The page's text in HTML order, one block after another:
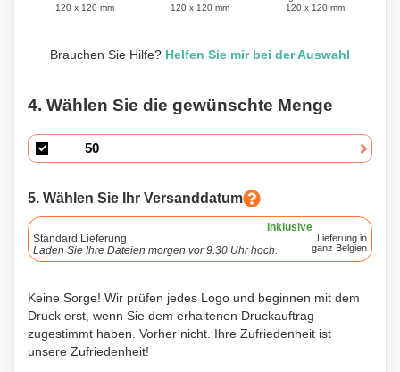
120 x 120 mm
120 x 120 mm
120 x 120 mm
Brauchen Sie Hilfe? Helfen Sie mir bei der Auswahl
4. Wählen Sie die gewünschte Menge
5. Wählen Sie Ihr Versanddatum
Inklusive
Standard Lieferung
Laden Sie Ihre Dateien morgen vor 9.30 Uhr hoch.
Lieferung in
ganz Belgien
Keine Sorge! Wir prüfen jedes Logo und beginnen mit dem
Druck erst, wenn Sie dem erhaltenen Druckauftrag
zugestimmt haben. Vorher nicht. Ihre Zufriedenheit ist
unsere Zufriedenheit!